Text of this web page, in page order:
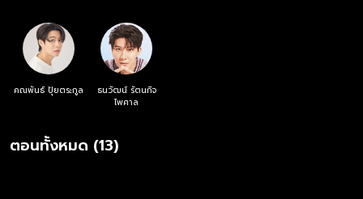
พาคุณไปค้นหาความจริง เพื่อที่จะได้ใช้ชีวิตและรักใครสักคนในแบบที่เป็น
ตัวเอง
คณพันธ์ ปุ้ยตระกูล
ธนวัฒน์ รัตนกิจ
ไพศาล
ตอนทั้งหมด (13)